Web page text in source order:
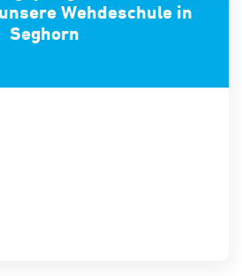
Wehdeschule in
Seghorn